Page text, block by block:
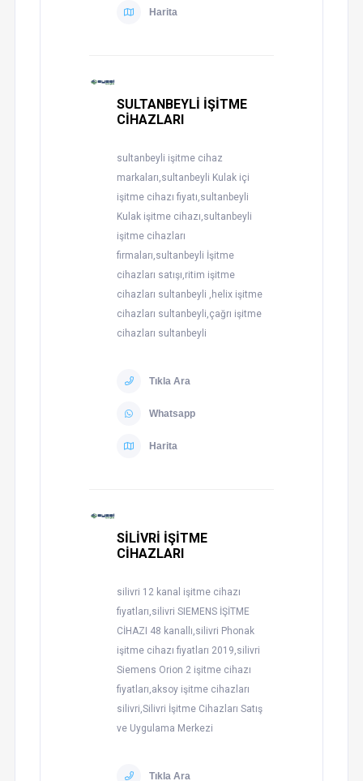
Harita
SULTANBEYLİ İŞİTME
CİHAZLARI
sultanbeyli işitme cihaz
markaları,sultanbeyli Kulak içi
işitme cihazı fiyatı,sultanbeyli
Kulak işitme cihazı,sultanbeyli
işitme cihazları
firmaları,sultanbeyli İşitme
cihazları satışı,ritim işitme
cihazları sultanbeyli ,helix işitme
cihazları sultanbeyli,çağrı işitme
cihazları sultanbeyli
Tıkla Ara
Whatsapp
Harita
SİLİVRİ İŞİTME
CİHAZLARI
silivri 12 kanal işitme cihazı
fiyatları,silivri SIEMENS İŞİTME
CİHAZI 48 kanallı,silivri Phonak
işitme cihazı fiyatları 2019,silivri
Siemens Orion 2 işitme cihazı
fiyatları,aksoy işitme cihazları
silivri,Silivri İşitme Cihazları Satış
ve Uygulama Merkezi
Tıkla Ara